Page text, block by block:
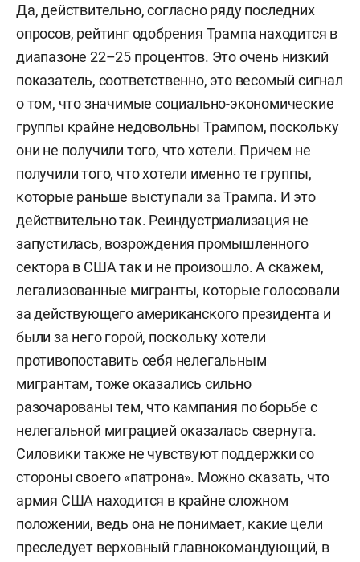
политолог, специалист по военно-политическим
проблемам, гибридным войнам и
информационно-политическим манипуляциям.
Кандидат политических наук, профессор
Института медиафакультета креативных
индустрий НИУ ВШЭ.
Родился 31 мая 1966 года в Москве.
В 1989-м с отличием окончил Институт стран
Азии и Африки при МГУ им. Ломоносова по
специальности «история стран Ближнего и
Среднего Востока».
В 1993 году защитил диссертацию на соискание
ученой степени кандидата политических наук
«Политика США в конфликтах низкой
интенсивности, 1980–1990-е годы».
1992–1995 — научный сотрудник, младший
научный сотрудник отдела военно-политических
исследований Института США и Канады РАН.
1995–1999 — старший научный сотрудник,
ведущий научный сотрудник Российского
Да, действительно, согласно ряду последних
опросов, рейтинг одобрения Трампа находится в
диапазоне 22–25 процентов. Это очень низкий
показатель, соответственно, это весомый сигнал
о том, что значимые социально-экономические
группы крайне недовольны Трампом, поскольку
они не получили того, что хотели. Причем не
получили того, что хотели именно те группы,
которые раньше выступали за Трампа. И это
действительно так. Реиндустриализация не
запустилась, возрождения промышленного
сектора в США так и не произошло. А скажем,
легализованные мигранты, которые голосовали
за действующего американского президента и
были за него горой, поскольку хотели
противопоставить себя нелегальным
мигрантам, тоже оказались сильно
разочарованы тем, что кампания по борьбе с
нелегальной миграцией оказалась свернута.
Силовики также не чувствуют поддержки со
стороны своего «патрона». Можно сказать, что
армия США находится в крайне сложном
положении, ведь она не понимает, какие цели
преследует верховный главнокомандующий, в